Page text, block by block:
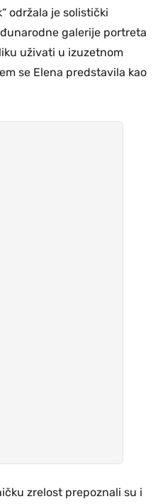
održala je solistički
galerije portreta
uživati u izuzetnom
se Elena predstavila kao
zrelost prepoznali su i